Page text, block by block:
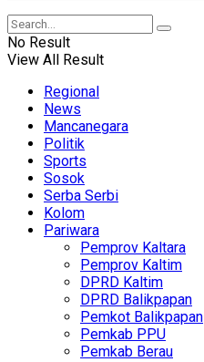
No Result
View All Result
Regional
News
Mancanegara
Politik
Sports
Sosok
Serba Serbi
Kolom
Pariwara
Pemprov Kaltara
Pemprov Kaltim
DPRD Kaltim
DPRD Balikpapan
Pemkot Balikpapan
Pemkab PPU
Pemkab Berau